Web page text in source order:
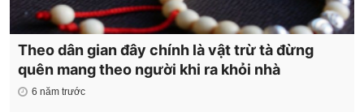
Theo dân gian đây chính là vật trừ tà đừng
quên mang theo người khi ra khỏi nhà
6 năm trước